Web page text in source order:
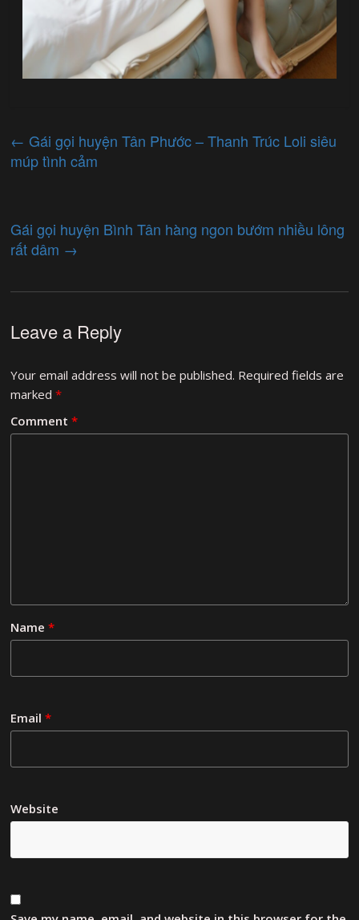
← Gái gọi huyện Tân Phước – Thanh Trúc Loli siêu
múp tình cảm
Gái gọi huyện Bình Tân hàng ngon bướm nhiều lông
rất dâm →
Leave a Reply
Your email address will not be published. Required fields are
marked*
Comment*
Name*
Email*
Website